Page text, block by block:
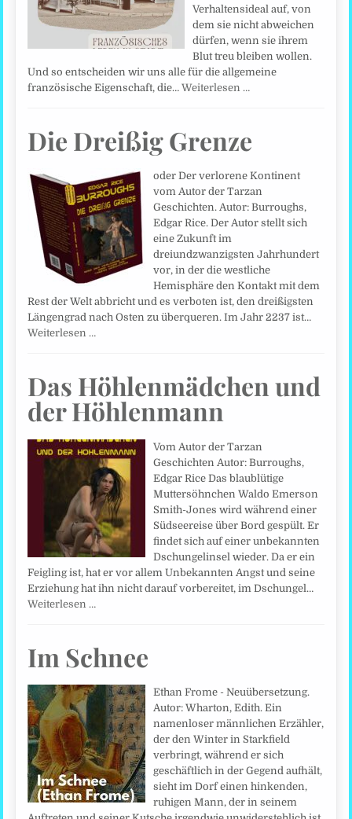
Verhaltensideal auf, von
dem sie nicht abweichen
dürfen, wenn sie ihrem
Blut treu bleiben wollen.
Und so entscheiden wir uns alle für die allgemeine
französische Eigenschaft, die…Weiterlesen …
Die Dreißig Grenze
oder Der verlorene Kontinent
vom Autor der Tarzan
Geschichten. Autor: Burroughs,
Edgar Rice. Der Autor stellt sich
eine Zukunft im
dreiundzwanzigsten Jahrhundert
vor, in der die westliche
Hemisphäre den Kontakt mit dem
Rest der Welt abbricht und es verboten ist, den dreißigsten
Längengrad nach Osten zu überqueren. Im Jahr 2237 ist…
Weiterlesen …
Das Höhlenmädchen und
der Höhlenmann
Vom Autor der Tarzan
Geschichten Autor: Burroughs,
Edgar Rice Das blaublütige
Muttersöhnchen Waldo Emerson
Smith-Jones wird während einer
Südseereise über Bord gespült. Er
findet sich auf einer unbekannten
Dschungelinsel wieder. Da er ein
Feigling ist, hat er vor allem Unbekannten Angst und seine
Erziehung hat ihn nicht darauf vorbereitet, im Dschungel…
Weiterlesen …
Im Schnee
Ethan Frome - Neuübersetzung.
Autor: Wharton, Edith. Ein
namenloser männlichen Erzähler,
der den Winter in Starkfield
verbringt, während er sich
geschäftlich in der Gegend aufhält,
sieht im Dorf einen hinkenden,
ruhigen Mann, der in seinem